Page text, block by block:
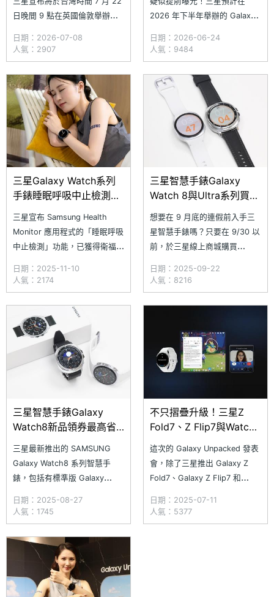
日晚間 9 點在英國倫敦舉辦新
會。雖然官方尚未公布即將發表
的 Galaxy 新品陣容，但從預告
標語「重塑摺疊新型態」來看，
外界預期將迎來採用寬比例設計
的 SAMSUNG Galaxy Z Fol
日期：2026-07-08
人氣：2907
2026 年下半年舉辦的 Galaxy
代穿戴裝置，外界普遍預期將迎
來 SAMSUNG Galaxy Watch9
與 Galaxy Watch Ultra 2 等手
錶新品。近日，網路上流出疑似
SAMSUNG
日期：2026-06-24
人氣：9484
三星Galaxy Watch系列
手錶睡眠呼吸中止檢測功
能 台灣開放使用
三星宣布 Samsung Health
Monitor 應用程式的「睡眠呼吸
中止檢測」功能，已獲得衛福部
線。支援手錶包含 Galaxy
Watch4、Galaxy Watch5、
Galaxy Watch6、Galaxy
Watch7 與 Galaxy Watch8 系
列，並
日期：2025-11-10
人氣：2174
三星智慧手錶Galaxy
Watch 8與Ultra系列買再
送行動電源、摺疊傘等好
禮
想要在 9 月底的連假前入手三
星智慧手錶嗎？只要在 9/30 以
前，於三星線上商城購買
Ultra 與 Galaxy Watch8 全系
列以及 Galaxy Watch7，即可
獲贈無線閃充行動電源、自動摺
等豐富好禮。另外，搭配&n
日期：2025-09-22
人氣：8216
三星智慧手錶Galaxy
Watch8新品領券最高省3
看
三星最新推出的 SAMSUNG
Galaxy Watch8 系列智慧手
錶，包括有標準版 Galaxy
圈的 Galaxy Watch8 Classic，
兩者在健康偵測與運動紀錄都有
大幅升級。三星近期針對
Galaxy Watch8 系列與 Galaxy
日期：2025-08-27
人氣：1745
不只摺疊升級！三星Z
Fold7、Z Flip7與Watch8
功能
這次的 Galaxy Unpacked 發表
會，除了三星推出 Galaxy Z
Fold7、Galaxy Z Flip7 和
Google 也在同一場合中公開多
項 AI 新功能，包括進化版
日期：2025-07-11
人氣：5377